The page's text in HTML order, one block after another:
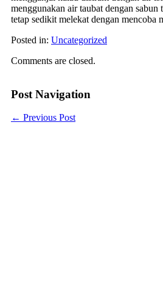
menggunakan air taubat dengan
tetap sedikit melekat dengan
Posted in: Uncategorized
Comments are closed.
Post Navigation
← Previous Post